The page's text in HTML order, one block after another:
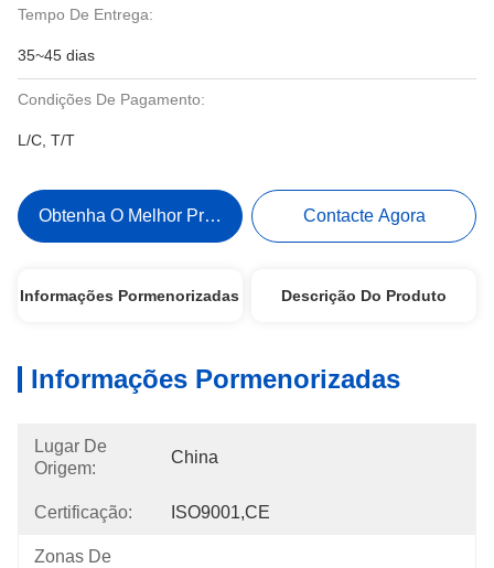
Tempo De Entrega:
35~45 dias
Condições De Pagamento:
L/C, T/T
Obtenha O Melhor Preço Contacte Agora
Informações Pormenorizadas Descrição Do Produto
Informações Pormenorizadas
Lugar De
Origem:
China
Certificação: ISO9001,CE
Zonas De